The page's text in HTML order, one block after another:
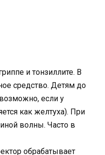
и тонзиллите. В
средство. Детям до
если у
как желтуха). При
волны. Часто в
обрабатывает